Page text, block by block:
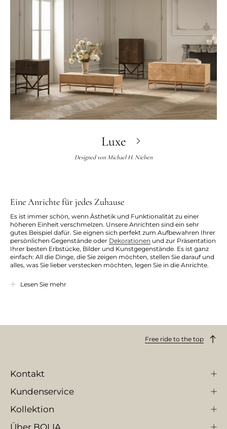
Luxe
Designed von Michael H. Nielsen
Eine Anrichte für jedes Zuhause
Es ist immer schön, wenn Ästhetik und Funktionalität zu einer
höheren Einheit verschmelzen. Unsere Anrichten sind ein sehr
gutes Beispiel dafür. Sie eignen sich perfekt zum Aufbewahren Ihrer
persönlichen Gegenstände oder Dekorationen und zur Präsentation
Ihrer besten Erbstücke, Bilder und Kunstgegenstände. Es ist ganz
einfach: All die Dinge, die Sie zeigen möchten, stellen Sie darauf und
alles, was Sie lieber verstecken möchten, legen Sie in die Anrichte.
Unsere Anrichten und Sideboards können für viele Zwecke
Fernsehecke die klassische Schlichtheit des skandinavischen
an oder aus ist. Sehen Sie sich die große Auswahl an tollen
verschiedenen Farben, Größen und Materialien. Der gemeinsame
den Designklassikern der Vergangenheit als auch von den
angesagten Trends des heutigen Möbeldesigns inspiriert ist. Tolle
Details und extravagante Materialkombinationen prägen die
Lesen Sie mehr
Free ride to the top
Kontakt
Kundenservice
Kollektion
Über BOLIA